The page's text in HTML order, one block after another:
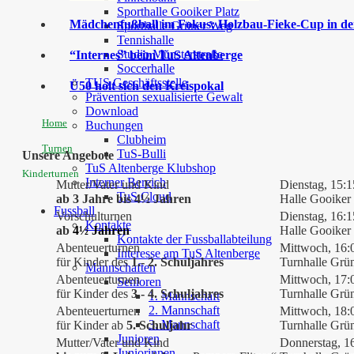
Sporthalle Gooiker Platz
Sporthalle Grüner Weg
Tennishalle
Studio Münsterstraße
Soccerhalle
TUS Geschäftsstelle
Prävention sexualisierte Gewalt
Download
Buchungen
Clubheim
TuS-Bulli
TuS Altenberge Klubshop
Interner Bereich
TuS Cloud
Fussball
Kontakte
Kontakte der Fussballabteilung
Interesse am TuS Altenberge
Mannschaften
Senioren
1. Mannschaft
2. Mannschaft
3. Mannschaft
Junioren
Mädchenfußball im Fokus: Holzbau-Fieke-Cup in
“Internes” beim TuS Altenberge
Ü50 holt sich den Kreispokal
Home
Turnen
Kinderturnen
Unsere Angebote
Mutter/Vater und Kind
ab 3 Jahre bis 4½ Jahren
Dienstag,
Halle Gooiker
Vorschulturnen
ab4½Jahren
Dienstag,
Halle Gooiker
Abenteuerturnen
für Kinder des1.- 2. Schuljahres
Mittwoch,
Turnhalle
Abenteuerturnen
für Kinder des 3.- 4. Schuljahres
Mittwoch,
Turnhalle
Abenteuerturnen
für Kinder ab 5. Schuljahr
Mittwoch,
Turnhalle
Mutter/Vater und Kind
Donnerstag,